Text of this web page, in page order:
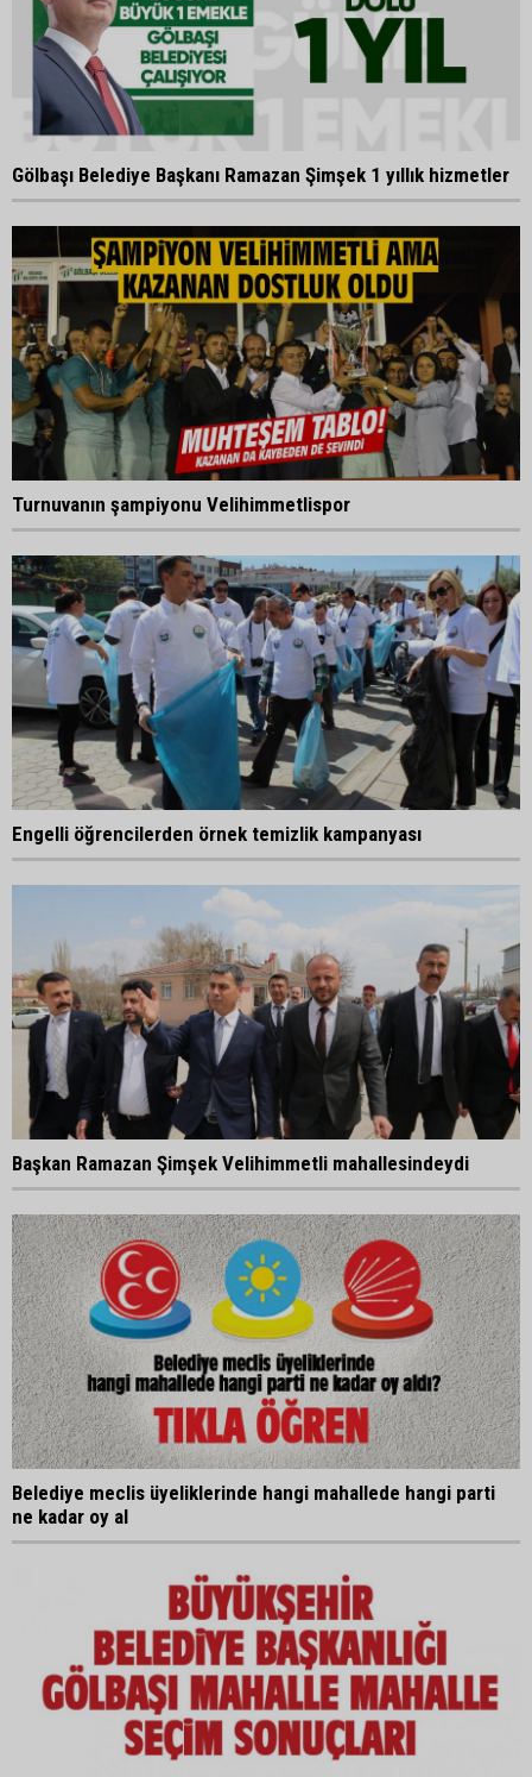
Gölbaşı Belediye Başkanı Ramazan Şimşek 1 yıllık hizmetler
Turnuvanın şampiyonu Velihimmetlispor
Engelli öğrencilerden örnek temizlik kampanyası
Başkan Ramazan Şimşek Velihimmetli mahallesindeydi
Belediye meclis üyeliklerinde hangi mahallede hangi parti
ne kadar oy al